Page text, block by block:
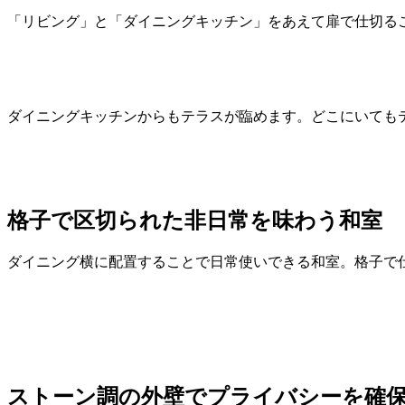
「リビング」と「ダイニングキッチン」をあえて扉で仕切
ダイニングキッチンからもテラスが臨めます。どこにいて
格子で区切られた非日常を味わう和室
ダイニング横に配置することで日常使いできる和室。格子
ストーン調の外壁でプライバシーを確